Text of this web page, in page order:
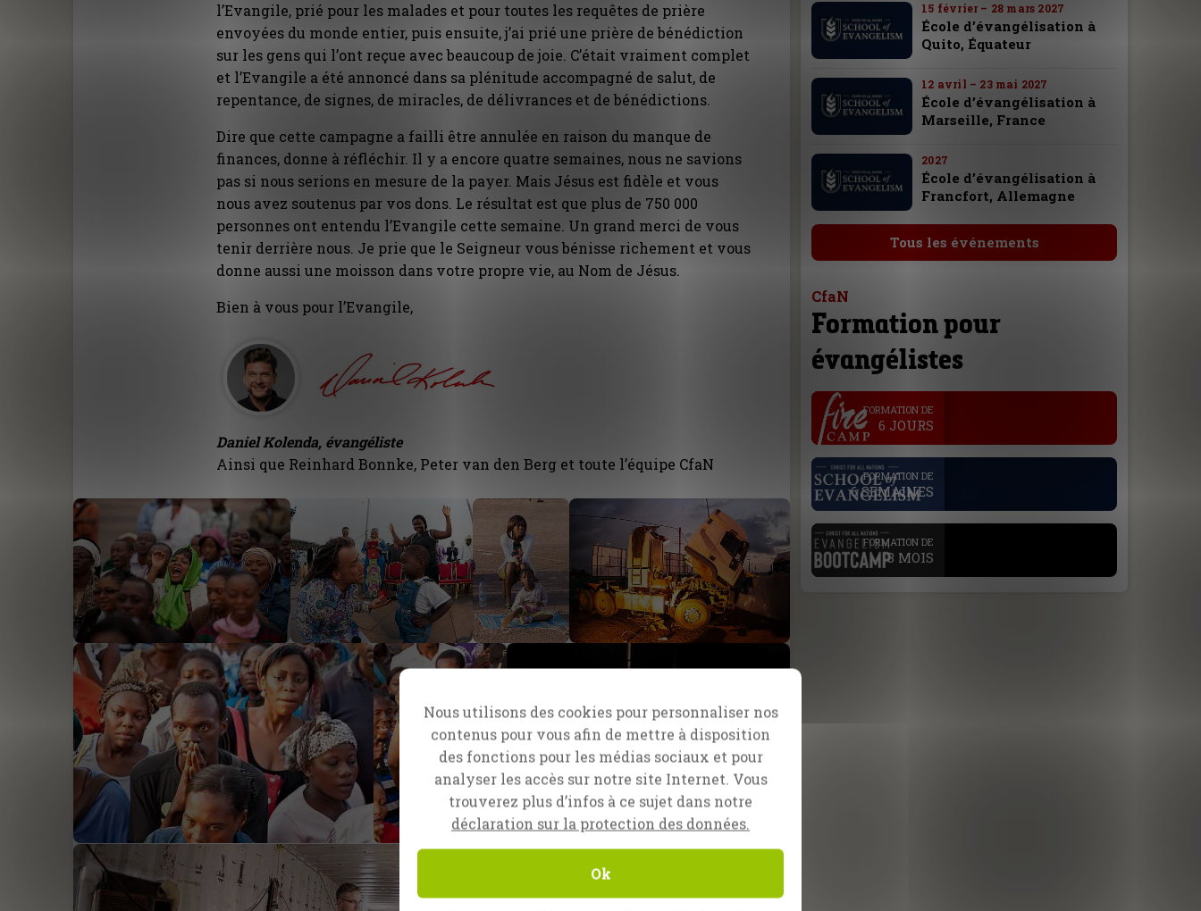
l’Evangile, prié pour les malades et pour toutes les requêtes de prière
envoyées du monde entier, puis ensuite, j’ai prié une prière de bénédiction
sur les gens qui l’ont reçue avec beaucoup de joie. C’était vraiment complet
et l’Evangile a été annoncé dans sa plénitude accompagné de salut, de
repentance, de signes, de miracles, de délivrances et de bénédictions.
Dire que cette campagne a failli être annulée en raison du manque de
finances, donne à réfléchir. Il y a encore quatre semaines, nous ne savions
pas si nous serions en mesure de la payer. Mais Jésus est fidèle et vous
nous avez soutenus par vos dons. Le résultat est que plus de 750 000
personnes ont entendu l’Evangile cette semaine. Un grand merci de vous
tenir derrière nous. Je prie que le Seigneur vous bénisse richement et vous
donne aussi une moisson dans votre propre vie, au Nom de Jésus.
Bien à vous pour l’Evangile,
Daniel Kolenda, évangéliste
Ainsi que Reinhard Bonnke, Peter van den Berg et toute l’équipe CfaN
15 février – 28 mars 2027
École d’évangélisation à
Quito, Équateur
12 avril – 23 mai 2027
École d’évangélisation à
Marseille, France
2027
École d’évangélisation à
Francfort, Allemagne
Tous les événements
CfaN
Formation pour
évangélistes
FORMATION DE
6 JOURS
FORMATION DE
6 SEMAINES
FORMATION DE
3 MOIS
Nous utilisons des cookies pour personnaliser nos
contenus pour vous afin de mettre à disposition
des fonctions pour les médias sociaux et pour
analyser les accès sur notre site Internet. Vous
trouverez plus d’infos à ce sujet dans notre
déclaration sur la protection des données.
Ok